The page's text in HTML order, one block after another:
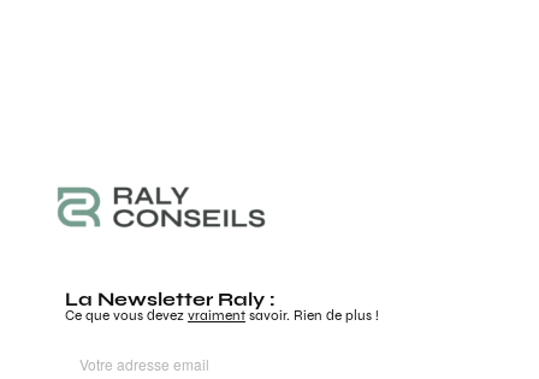
La Newsletter Raly :
Ce que vous devez vraiment savoir. Rien de plus !